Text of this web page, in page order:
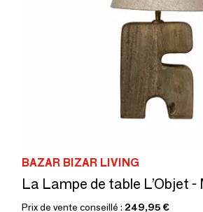
BAZAR BIZAR LIVING
La Lampe de table L’Objet -
Prix de vente conseillé : 249,95 €